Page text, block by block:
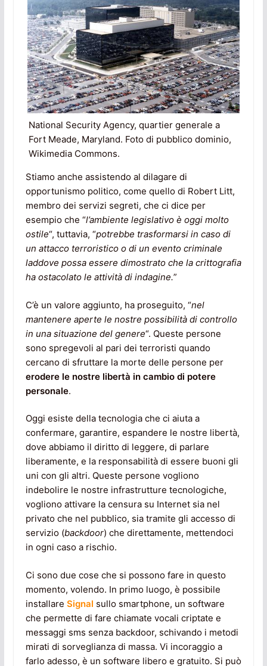
National Security Agency, quartier generale a
Fort Meade, Maryland. Foto di pubblico dominio,
Wikimedia Commons.
Stiamo anche assistendo al dilagare di
opportunismo politico, come quello di Robert Litt,
membro dei servizi segreti, che ci dice per
esempio che “l’ambiente legislativo è oggi molto
ostile“, tuttavia, “potrebbe trasformarsi in caso di
un attacco terroristico o di un evento criminale
laddove possa essere dimostrato che la crittografia
ha ostacolato le attività di indagine.”
C’è un valore aggiunto, ha proseguito, “nel
mantenere aperte le nostre possibilità di controllo
in una situazione del genere“. Queste persone
sono spregevoli al pari dei terroristi quando
cercano di sfruttare la morte delle persone per
erodere le nostre libertà in cambio di potere
personale.
Oggi esiste della tecnologia che ci aiuta a
confermare, garantire, espandere le nostre libertà,
dove abbiamo il diritto di leggere, di parlare
liberamente, e la responsabilità di essere buoni gli
uni con gli altri. Queste persone vogliono
indebolire le nostre infrastrutture tecnologiche,
vogliono attivare la censura su Internet sia nel
privato che nel pubblico, sia tramite gli accesso di
servizio (backdoor) che direttamente, mettendoci
in ogni caso a rischio.
Ci sono due cose che si possono fare in questo
momento, volendo. In primo luogo, è possibile
installare Signal sullo smartphone, un software
che permette di fare chiamate vocali criptate e
messaggi sms senza backdoor, schivando i metodi
mirati di sorveglianza di massa. Vi incoraggio a
farlo adesso, è un software libero e gratuito. Si può